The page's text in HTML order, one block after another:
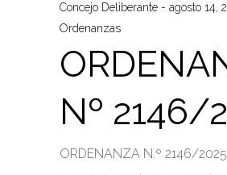
Concejo Deliberante
agosto 14,
Ordenanzas
Nº 2146/
ORDENANZA N.º 2146/2025